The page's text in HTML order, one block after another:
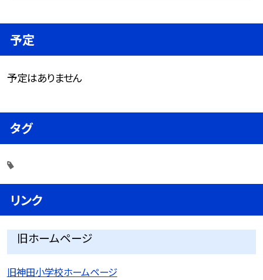
予定
予定はありません
タグ
リンク
旧ホームページ
旧神田小学校ホームページ